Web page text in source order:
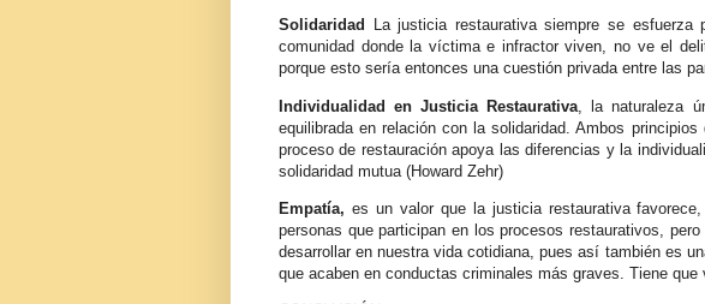
Solidaridad
La justicia restaurativa siempre se
comunidad donde la víctima e infractor viven, no ve el
porque esto sería entonces una cuestión privada entre las
Individualidad en Justicia Restaurativa , la naturaleza
equilibrada en relación con la solidaridad. Ambos
proceso de restauración apoya las diferencias y la
solidaridad mutua (Howard Zehr)
Empatía, es un valor que la justicia restaurativa
personas que participan en los procesos restaurativos,
desarrollar en nuestra vida cotidiana, pues así también es
que acaben en conductas criminales más graves. Tiene que